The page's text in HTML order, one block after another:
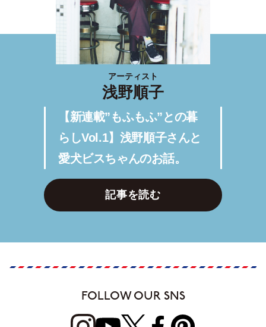
アーティスト
浅野順子
【新連載”もふもふ”との暮
らしVol.1】浅野順子さんと
愛犬ビスちゃんのお話。
記事を読む
FOLLOW OUR SNS